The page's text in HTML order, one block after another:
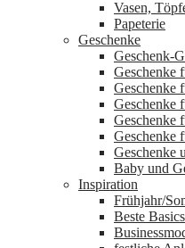
Vasen,
Papeterie
Geschenke
Geschenk-
Geschenke
Geschenke
Geschenke
Geschenke
Geschenke
Geschenke
Baby und
Inspiration
Frühjahr/
Beste Basics